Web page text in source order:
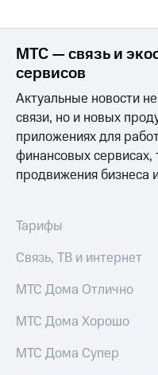
акционерам
Документы
ПАО
"МТС"
Собрания
акционеров
Личный
кабинет
акционера
аудит
Рынок
Программа
Порядок
МТС — связь и
сервисов
Актуальные новости
связи, но и новых
приложениях для
финансовых сервисах,
продвижения бизнеса
Тарифы
Связь, ТВ и интернет
МТС Дома Отлично
МТС Дома Хорошо
МТС Дома Супер